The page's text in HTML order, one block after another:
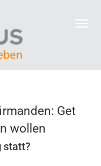
Get
wollen
statt?